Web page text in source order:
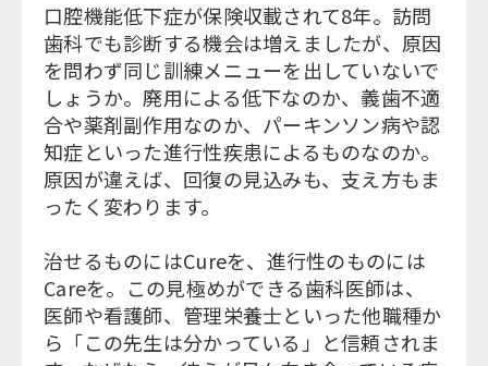
口腔機能低下症が保険収載されて8年。訪問
歯科でも診断する機会は増えましたが、原因
を問わず同じ訓練メニューを出していないで
しょうか。廃用による低下なのか、義歯不適
合や薬剤副作用なのか、パーキンソン病や認
知症といった進行性疾患によるものなのか。
原因が違えば、回復の見込みも、支え方もま
ったく変わります。
治せるものにはCureを、進行性のものには
Careを。この見極めができる歯科医師は、
医師や看護師、管理栄養士といった他職種か
ら「この先生は分かっている」と信頼されま